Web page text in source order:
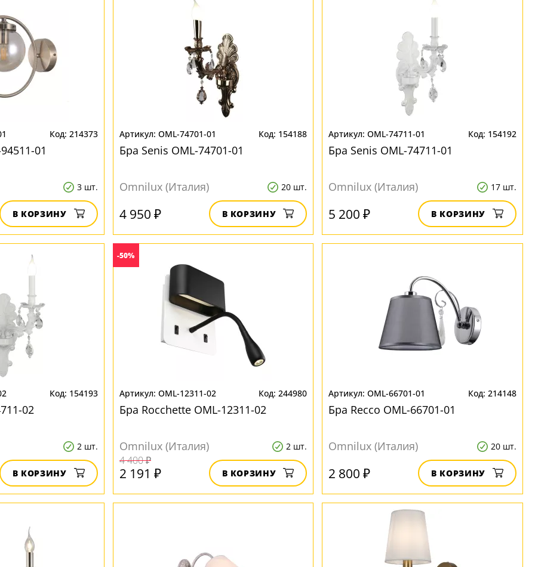
214373
01
3 шт.
В КОРЗИНУ
OML-74701-01 154188
Бра Senis OML-74701-01
Omnilux (Италия) 20 шт.
4 950 ₽ В КОРЗИНУ
OML-74711-01 154192
Бра Senis OML-74711-01
Omnilux (Италия) 17 шт.
5 200 ₽ В КОРЗИНУ
154193
02
2 шт.
В КОРЗИНУ
-50%
OML-12311-02 244980
Бра Rocchette OML-12311-02
Omnilux (Италия) 2 шт.
4 400 ₽
2 191 ₽ В КОРЗИНУ
OML-66701-01 214148
Бра Recco OML-66701-01
Omnilux (Италия) 20 шт.
2 800 ₽ В КОРЗИНУ